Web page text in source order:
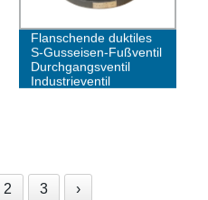
Flanschende duktiles
S-Gusseisen-Fußventil
Durchgangsventil
Industrieventil
2 3 ›